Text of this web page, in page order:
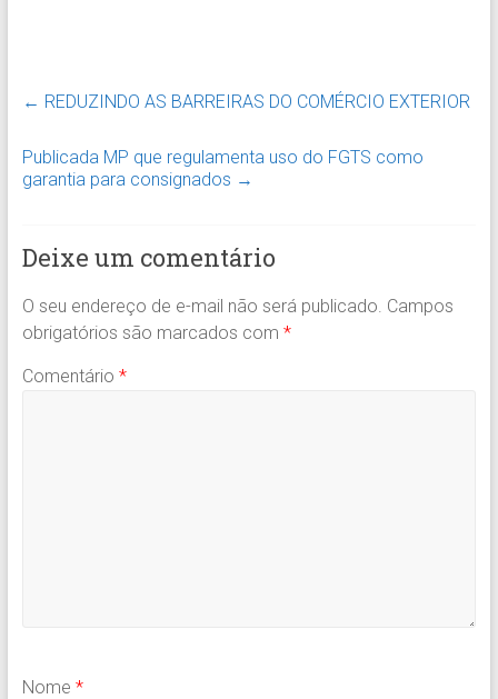
← REDUZINDO AS BARREIRAS DO COMÉRCIO EXTERIOR
Publicada MP que regulamenta uso do FGTS como
garantia para consignados →
Deixe um comentário
O seu endereço de e-mail não será publicado. Campos
obrigatórios são marcados com *
Comentário *
Nome *